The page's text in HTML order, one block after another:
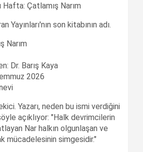
Hafta: Çatlamış Narım
Yayınları'nın son kitabının adı.
Narım
Dr. Barış Kaya
2026
Yazarı, neden bu ismi verdiğini
açıklıyor: "Halk devrimcilerin
Nar halkın olgunlaşan ve
mücadelesinin simgesidir."